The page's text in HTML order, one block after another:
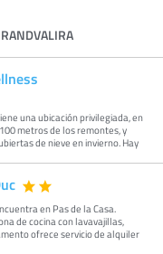
una ubicación privilegiada, en
metros de los remontes, y
de nieve en invierno. Hay
en Pas de la Casa.
de cocina con lavavajillas,
ofrece servicio de alquiler